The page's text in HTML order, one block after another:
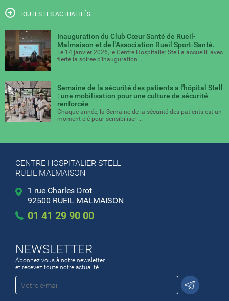
TOUTES LES ACTUALITÉS
Inauguration du Club Cœur Santé de Rueil-
Malmaison et de l'Association Rueil Sport-Santé.
Le 14 janvier 2026, le Centre Hospitalier Stell a accueilli avec
fierté la soirée d'inauguration ...
Semaine de la sécurité des patients a l'hôpital Stell
: une mobilisation pour une culture de sécurité
renforcée
Chaque année, la Semaine de la sécurité des patients est un
moment clé pour sensibiliser ...
CENTRE HOSPITALIER STELL
RUEIL MALMAISON
1 rue Charles Drot
92500 RUEIL MALMAISON
01 41 29 90 00
NEWSLETTER
Abonnez vous à notre newsletter
et recevez toute notre actualité.